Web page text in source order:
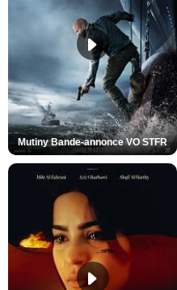
Mutiny Bande-annonce VO STFR